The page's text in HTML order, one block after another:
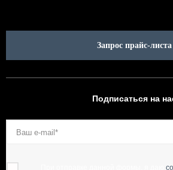
Запрос прайс-листа
Подписаться на